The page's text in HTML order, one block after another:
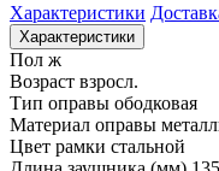
Характеристики
Характеристики
Пол ж
Возраст взросл.
Тип оправы ободковая
Материал оправы
Цвет рамки стальной